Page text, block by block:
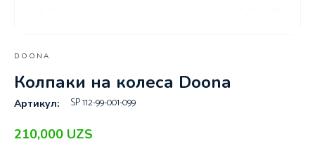
DOONA
Колпаки на колеса Doona
Артикул: SP 112-99-001-099
210,000 UZS